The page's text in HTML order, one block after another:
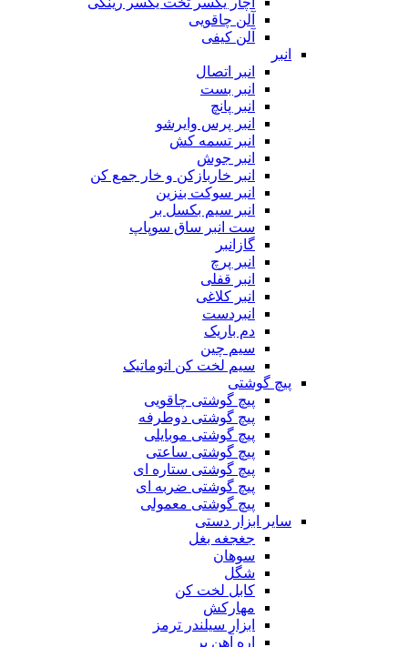
آلن چاقویی
آلن کیفی
انبر
انبر اتصال
انبر بست
انبر پانچ
انبر پرس وایرشو
انبر تسمه کش
انبر جوش
انبر خاربازکن و خار جمع کن
انبر سوکت بنزین
انبر سیم بکسل بر
ست انبر ساق سوپاپ
گازانبر
انبر پرچ
انبر قفلی
انبر کلاغی
انبردست
دم باریک
سیم چین
سیم لخت کن اتوماتیک
پیچ گوشتی
پیچ گوشتی چاقویی
پیچ گوشتی دوطرفه
پیچ گوشتی موبایلی
پیچ گوشتی ساعتی
پیچ گوشتی ستاره ای
پیچ گوشتی ضربه ای
پیچ گوشتی معمولی
سایر ابزار دستی
جغجغه بغل
سوهان
شگل
کابل لخت کن
مهارکش
ابزار سیلندر ترمز
اره آهن بر